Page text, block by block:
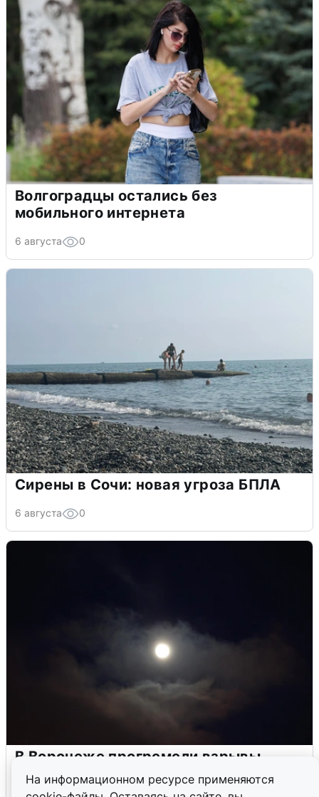
На информационном ресурсе применяются
Волгоградцы остались без
мобильного интернета
6 августа 0
Сирены в Сочи: новая угроза БПЛА
6 августа 0
В Воронеже прогремели взрывы
после сигнала тревоги